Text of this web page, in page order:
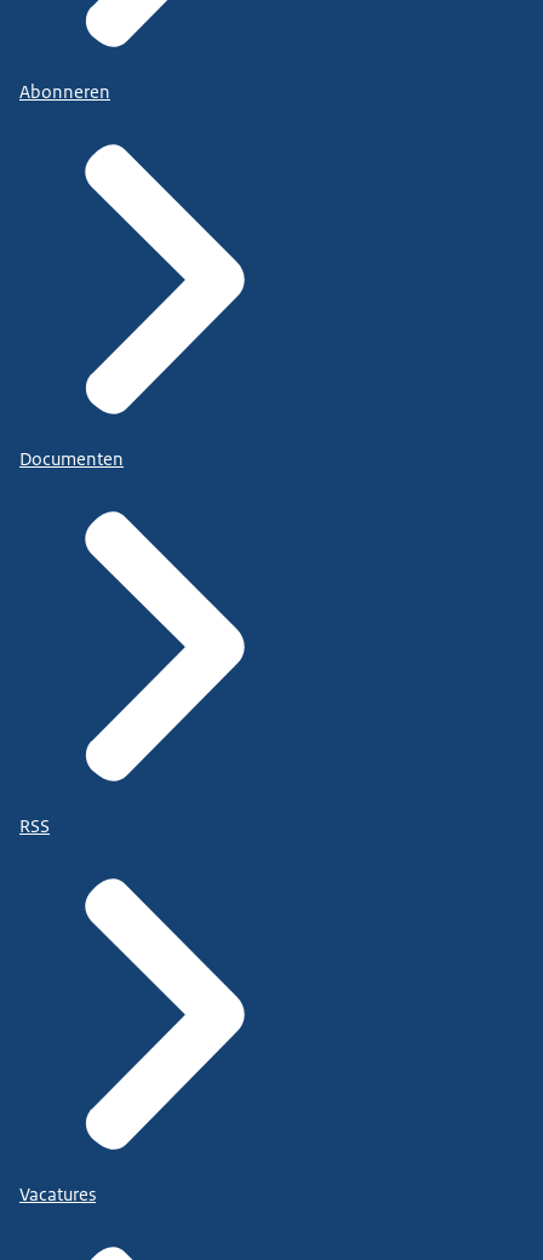
Abonneren
Documenten
RSS
Vacatures